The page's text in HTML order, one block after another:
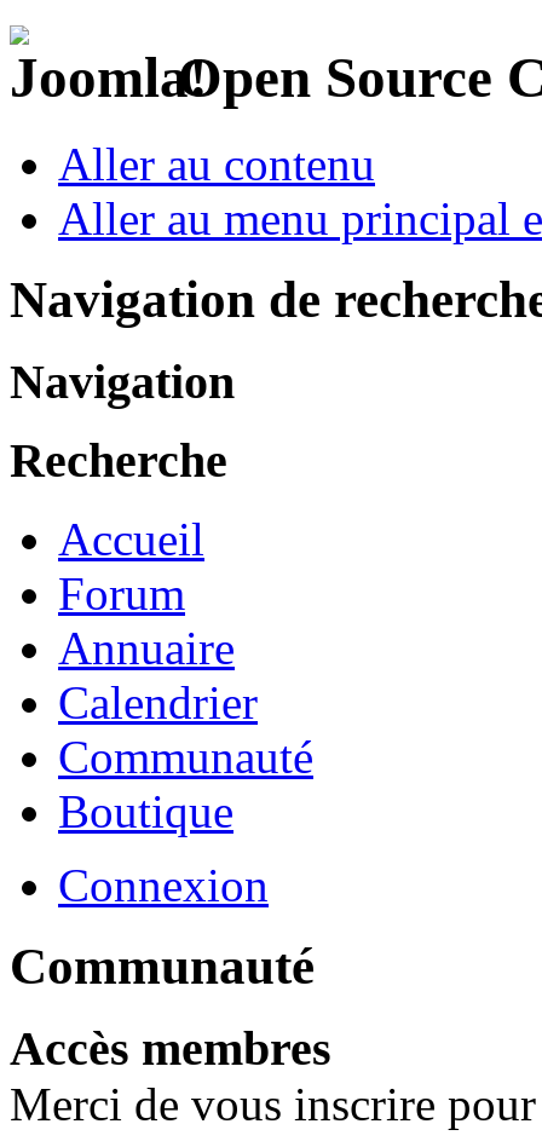
Open Source
Aller au contenu
Aller au menu principal
Navigation de
Navigation
Recherche
Accueil
Forum
Annuaire
Calendrier
Communauté
Boutique
Connexion
Communauté
Accès membres
Merci de vous inscrire